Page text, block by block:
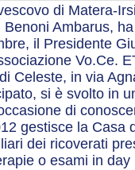
di Matera-
Benoni Ambarus,
il Presidente
Vo.Ce.
Celeste, in via
si è svolto in
di
gestisce la Casa
dei ricoverati
o esami in day